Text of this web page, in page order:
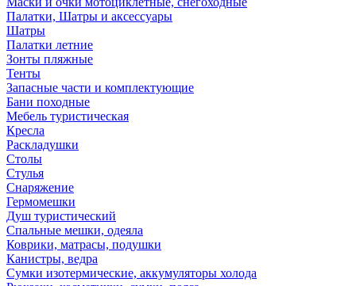
Палатки, Шатры и аксессуары
Шатры
Палатки летние
Зонты пляжные
Тенты
Запасные части и комплектующие
Бани походные
Мебель туристическая
Кресла
Раскладушки
Столы
Стулья
Снаряжение
Гермомешки
Душ туристический
Спальные мешки, одеяла
Коврики, матрасы, подушки
Канистры, ведра
Сумки изотермические, аккумуляторы холода